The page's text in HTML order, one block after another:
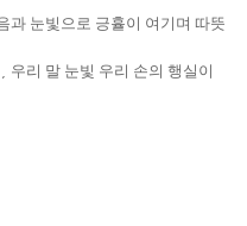
과 눈빛으로 긍휼이 여기며 따뜻
우리 말 눈빛 우리 손의 행실이